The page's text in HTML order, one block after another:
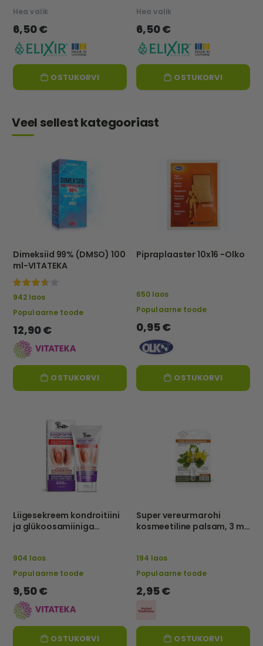
Hea valik
6,50 €
OSTUKORVI
Hea valik
6,50 €
OSTUKORVI
Veel sellest kategooriast
Dimeksiid 99% (DMSO) 100
ml-VITATEKA
87%
942 laos
Populaarne toode
12,90 €
OSTUKORVI
Pipraplaaster 10x16 -Olko
650 laos
Populaarne toode
0,95 €
OSTUKORVI
Liigesekreem kondroitiini
ja glükoosamiiniga
904 laos
Populaarne toode
9,50 €
OSTUKORVI
Super vereurmarohi
kosmeetiline palsam, 3 ml
194 laos
Populaarne toode
2,95 €
OSTUKORVI